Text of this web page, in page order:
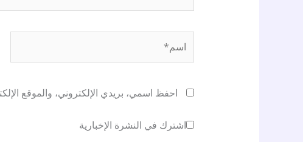
احفظ اسمي، بريدي الإلكتروني، والموقع
اشترك في النشرة الإخبارية